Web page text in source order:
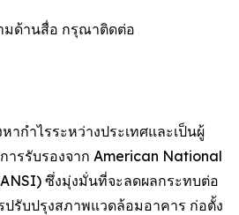
มด้านสื่อ กรุณาติดต่อ
ากำไรระหว่างประเทศและเป็นผู้
รรับรองจาก American National
ซึ่งมุ่งมั่นที่จะลดผลกระทบต่อ
รับปรุงสภาพแวดล้อมอาคาร ก่อตั้ง